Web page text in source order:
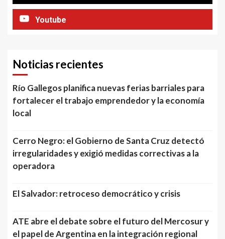
Youtube
Noticias recientes
Río Gallegos planifica nuevas ferias barriales para
fortalecer el trabajo emprendedor y la economía
local
Cerro Negro: el Gobierno de Santa Cruz detectó
irregularidades y exigió medidas correctivas a la
operadora
El Salvador: retroceso democrático y crisis
ATE abre el debate sobre el futuro del Mercosur y
el papel de Argentina en la integración regional